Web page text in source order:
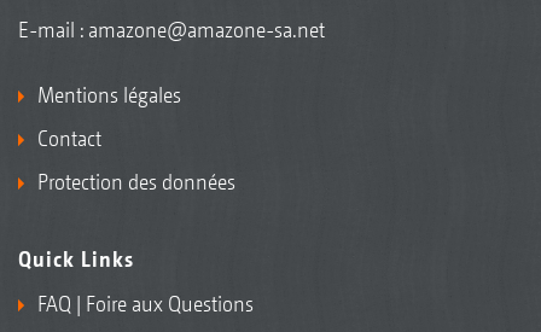
E-mail : amazone@amazone-sa.net
Mentions légales
Contact
Protection des données
Quick Links
FAQ | Foire aux Questions